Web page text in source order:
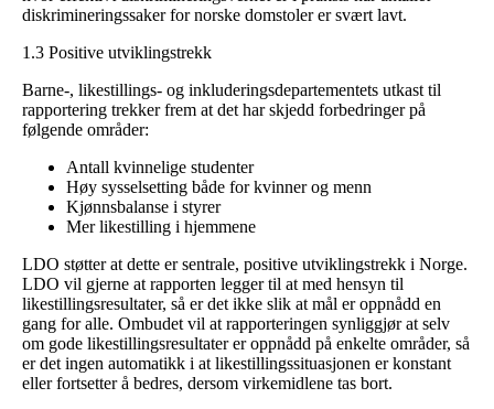
diskrimineringssaker for norske domstoler er svært lavt.
1.3 Positive utviklingstrekk
Barne-, likestillings- og inkluderingsdepartementets utkast til
rapportering trekker frem at det har skjedd forbedringer på
følgende områder:
Antall kvinnelige studenter
Høy sysselsetting både for kvinner og menn
Kjønnsbalanse i styrer
Mer likestilling i hjemmene
LDO støtter at dette er sentrale, positive utviklingstrekk i Norge.
LDO vil gjerne at rapporten legger til at med hensyn til
likestillingsresultater, så er det ikke slik at mål er oppnådd en
gang for alle. Ombudet vil at rapporteringen synliggjør at selv
om gode likestillingsresultater er oppnådd på enkelte områder, så
er det ingen automatikk i at likestillingssituasjonen er konstant
eller fortsetter å bedres, dersom virkemidlene tas bort.